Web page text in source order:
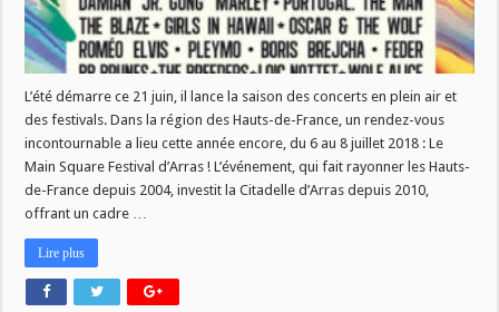
L’été démarre ce 21 juin, il lance la saison des concerts en plein air et
des festivals. Dans la région des Hauts-de-France, un rendez-vous
incontournable a lieu cette année encore, du 6 au 8 juillet 2018 : Le
Main Square Festival d’Arras ! L’événement, qui fait rayonner les Hauts-
de-France depuis 2004, investit la Citadelle d’Arras depuis 2010,
offrant un cadre …
Lire plus